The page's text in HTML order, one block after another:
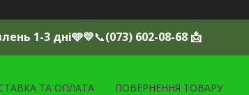
1-3 дні🩵💛📞(073) 602-08-68 📩
ТА ОПЛАТА ПОВЕРНЕННЯ ТОВАРУ